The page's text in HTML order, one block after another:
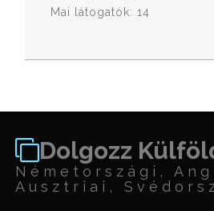
Mai látogatók: 14
Dolgozz
Németországi,
Ausztriai,